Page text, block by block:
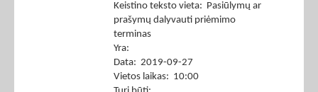
Keistino teksto vieta: Pasiūlymų ar
prašymų dalyvauti priėmimo
terminas
Yra:
Data: 2019-09-27
Vietos laikas: 10:00